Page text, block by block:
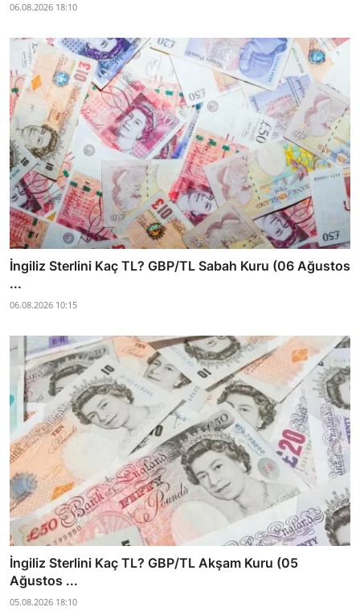
06.08.2026 18:10
İngiliz Sterlini Kaç TL? GBP/TL Sabah Kuru (06 Ağustos
...
06.08.2026 10:15
İngiliz Sterlini Kaç TL? GBP/TL Akşam Kuru (05
Ağustos ...
05.08.2026 18:10